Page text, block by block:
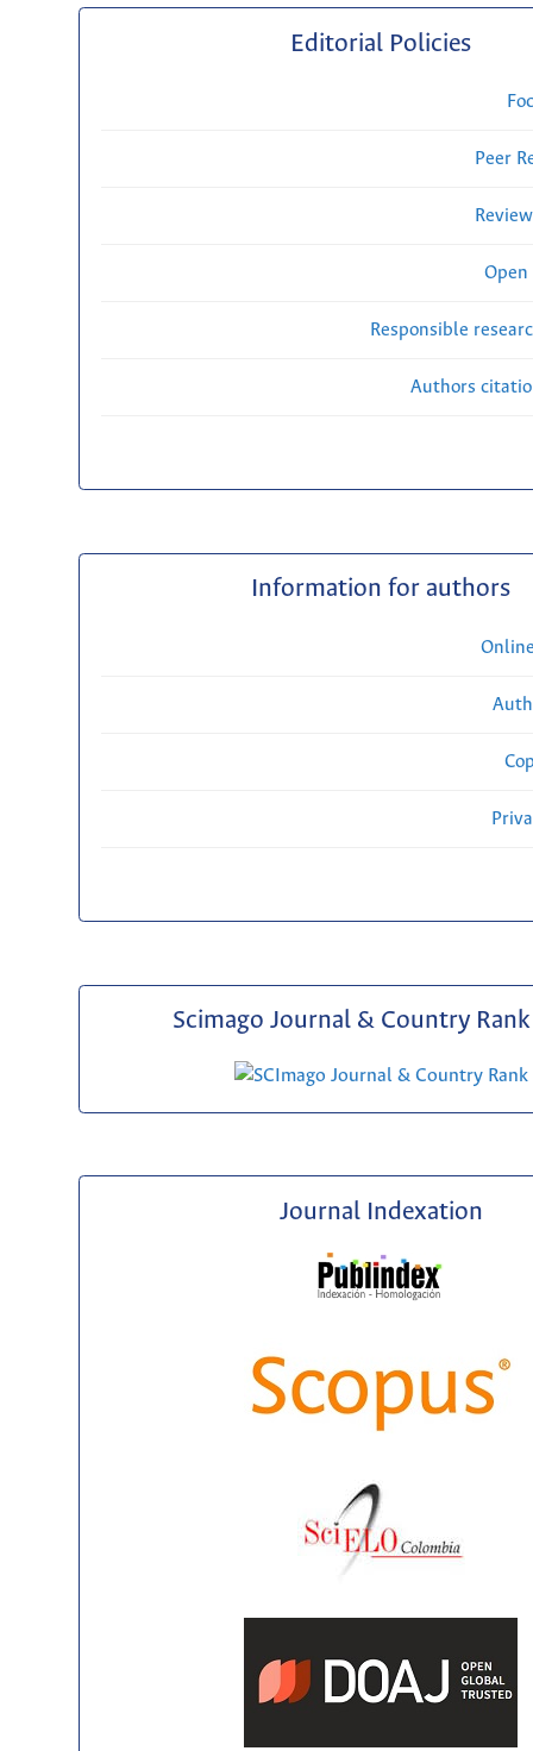
Editorial Policies
Peer
Open
Responsible
Authors
Information for authors
Scimago Journal & Country Rank
Journal Indexation